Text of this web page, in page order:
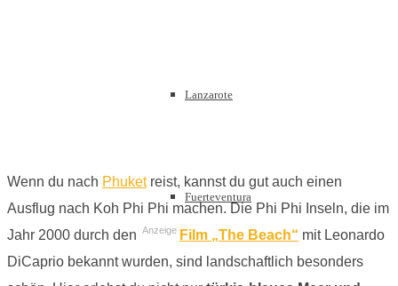
Lanzarote
Fuerteventura
Wenn du nach Phuketreist, kannst du gut auch einen
Ausflug nach Koh Phi Phi machen. Die Phi Phi Inseln, die im
Jahr 2000 durch den Anzeige Film „The Beach“ mit Leonardo
DiCaprio bekannt wurden, sind landschaftlich besonders